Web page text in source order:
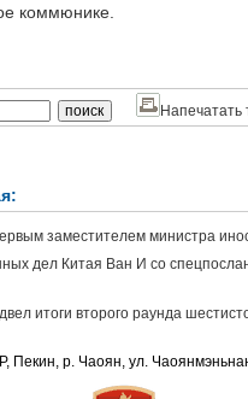
коммюнике.
Напечатать
заместителем министра
дел Китая Ван И со
итоги второго раунда
Пекин, р. Чаоян, ул.